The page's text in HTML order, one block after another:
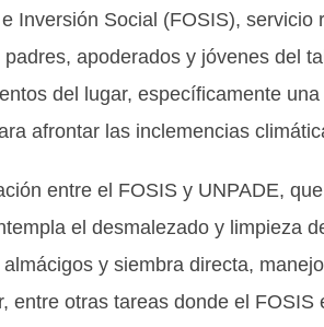
Inversión Social (FOSIS), servicio
apoderados y jóvenes del
del lugar, específicamente
afrontar las inclemencias
entre el FOSIS y UNPADE,
el desmalezado y limpieza
y siembra directa,
otras tareas donde el FOSIS